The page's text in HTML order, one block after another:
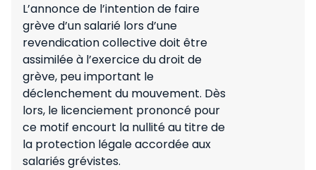
L’annonce de l’intention de faire
grève d’un salarié lors d’une
revendication collective doit être
assimilée à l’exercice du droit de
grève, peu important le
déclenchement du mouvement. Dès
lors, le licenciement prononcé pour
ce motif encourt la nullité au titre de
la protection légale accordée aux
salariés grévistes.